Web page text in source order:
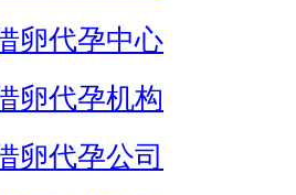
卵代孕中心
卵代孕机构
卵代孕公司